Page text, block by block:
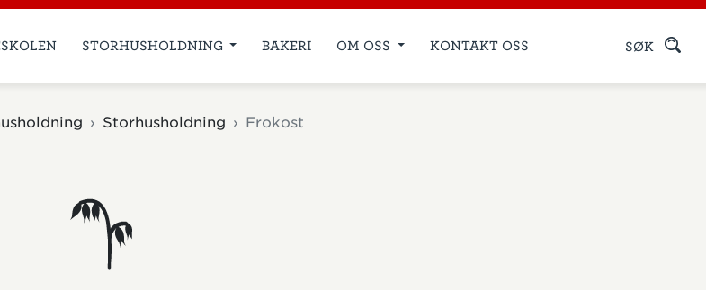
STORHUSHOLDNING BAKERI OM OSS KONTAKT OSS SØK
Storhusholdning Frokost